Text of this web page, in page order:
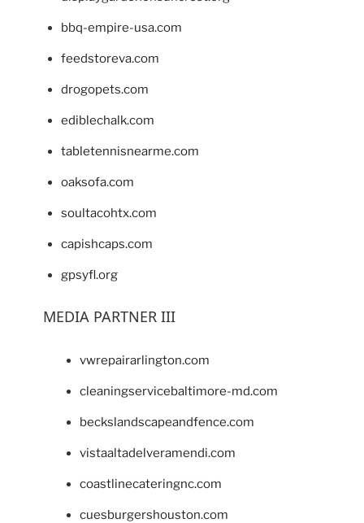
bbq-empire-usa.com
feedstoreva.com
drogopets.com
ediblechalk.com
tabletennisnearme.com
oaksofa.com
soultacohtx.com
capishcaps.com
gpsyfl.org
MEDIA PARTNER III
vwrepairarlington.com
cleaningservicebaltimore-md.com
beckslandscapeandfence.com
vistaaltadelveramendi.com
coastlinecateringnc.com
cuesburgershouston.com